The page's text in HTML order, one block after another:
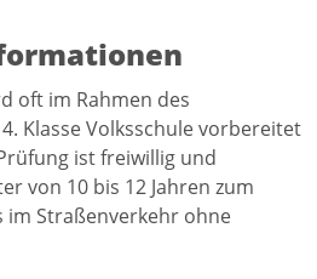
oft im Rahmen des
Klasse Volksschule vorbereitet
ist freiwillig und
von 10 bis 12 Jahren zum
im Straßenverkehr ohne